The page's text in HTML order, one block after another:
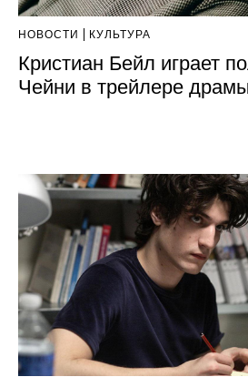
НОВОСТИ КУЛЬТУРА
Кристиан Бейл играет
Чейни в трейлере